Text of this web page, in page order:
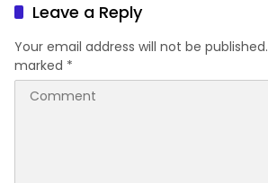
Leave a Reply
Your email address will not be published.
marked *